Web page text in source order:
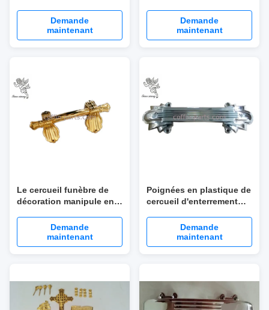
africain du style H9004
Demande
maintenant
Demande
maintenant
Le cercueil funèbre de
décoration manipule en
adultes d'or H9004 de
cercueil
Demande
maintenant
Poignées en plastique de
cercueil d'enterrement
de cercueil de style
d'Eruopean
Demande
maintenant